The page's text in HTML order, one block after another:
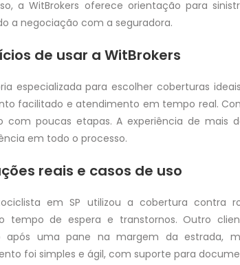
a WitBrokers oferece orientação para
a negociação com a seguradora.
de usar a WitBrokers
especializada para escolher coberturas
facilitado e atendimento em tempo real.
com poucas etapas. A experiência de mais
em todo o processo.
reais e casos de uso
em SP utilizou a cobertura contra
tempo de espera e transtornos. Outro
após uma pane na margem da estrada,
foi simples e ágil, com suporte para